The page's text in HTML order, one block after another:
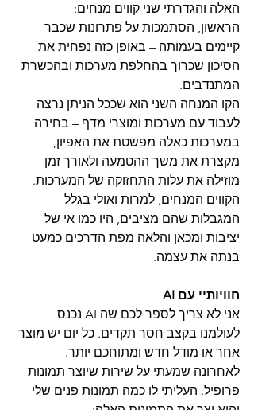
האלה והגדרתי שני קווים מנחים:
הראשון, הסתמכות על פתרונות שכבר
קיימים בעמותה – באופן כזה נפחית את
הסיכון שכרוך בהחלפת מערכות ובהכשרת
המתנדבים.
הקו המנחה השני הוא שככל הניתן נרצה
לעבוד עם מערכות ומוצרי מדף – בחירה
במערכות כאלה מפשטת את האפיון,
מקצרת את משך ההטמעה ולאורך זמן
מוזילה את עלות התחזוקה של המערכות.
הקווים המנחים, למרות ואולי בגלל
המגבלות שהם מציבים, היו כמו אי של
יציבות ומכאן והלאה מפת הדרכים כמעט
בנתה את עצמה.
חוויותיי עם AI
אני לא צריך לספר לכם שה AI נכנס
לעולמנו בקצב חסר תקדים. כל יום יש מוצר
אחר או מודל חדש ומתוחכם יותר.
לאחרונה שמעתי על שירות שיוצר תמונות
פרופיל. העליתי לו כמה תמונות פנים שלי